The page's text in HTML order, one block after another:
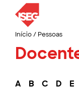
Início/ Pessoas
A B C D E